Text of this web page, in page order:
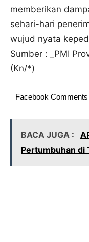
memberikan
sehari-hari
wujud nyata
Sumber : _PMI
(Kn/*)
Facebook Comments
BACA JUGA :
Pertumbuhan di